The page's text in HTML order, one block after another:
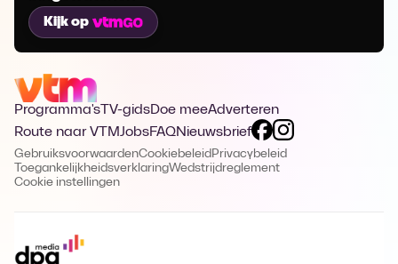
Kijk op
Programma's TV-gidsDoe meeAdverteren
Route naar VTMJobsFAQNieuwsbrief
GebruiksvoorwaardenCookiebeleid Privacybeleid
ToegankelijkheidsverklaringWedstrijdreglement
Cookie instellingen